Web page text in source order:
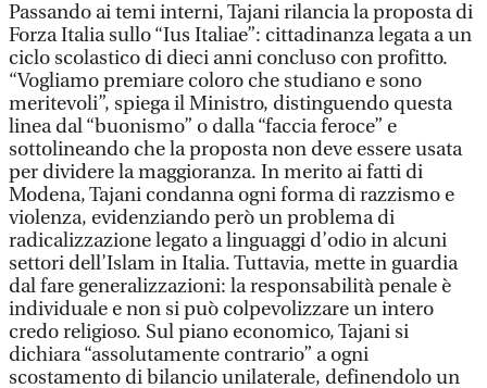
Passando ai temi interni, Tajani rilancia la proposta di
Forza Italia sullo “Ius Italiae”: cittadinanza legata a un
ciclo scolastico di dieci anni concluso con profitto.
“Vogliamo premiare coloro che studiano e sono
meritevoli”, spiega il Ministro, distinguendo questa
linea dal “buonismo” o dalla “faccia feroce” e
sottolineando che la proposta non deve essere usata
per dividere la maggioranza. In merito ai fatti di
Modena, Tajani condanna ogni forma di razzismo e
violenza, evidenziando però un problema di
radicalizzazione legato a linguaggi d’odio in alcuni
settori dell’Islam in Italia. Tuttavia, mette in guardia
dal fare generalizzazioni: la responsabilità penale è
individuale e non si può colpevolizzare un intero
credo religioso. Sul piano economico, Tajani si
dichiara “assolutamente contrario” a ogni
scostamento di bilancio unilaterale, definendolo un